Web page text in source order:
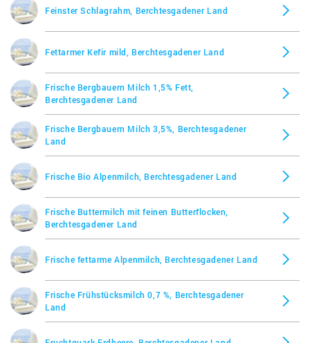
Feinster Schlagrahm, Berchtesgadener Land
Fettarmer Kefir mild, Berchtesgadener Land
Frische Bergbauern Milch 1,5% Fett,
Berchtesgadener Land
Frische Bergbauern Milch 3,5%, Berchtesgadener
Land
Frische Bio Alpenmilch, Berchtesgadener Land
Frische Buttermilch mit feinen Butterflocken,
Berchtesgadener Land
Frische fettarme Alpenmilch, Berchtesgadener Land
Frische Frühstücksmilch 0,7 %, Berchtesgadener
Land